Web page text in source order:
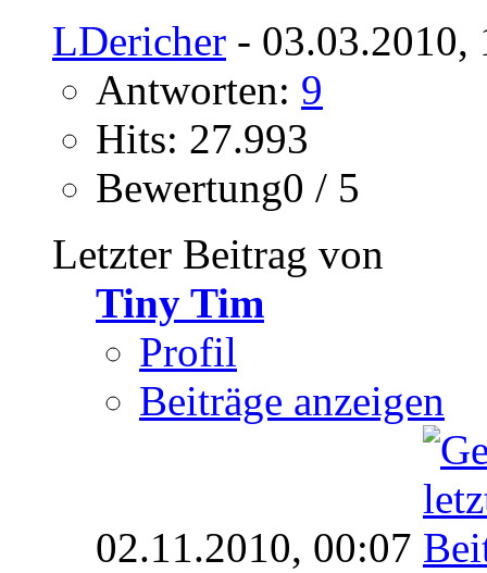
LDericher - 03.03.2010,
Antworten: 9
Hits: 27.993
Bewertung0 / 5
Letzter Beitrag von
Tiny Tim
Profil
Beiträge anzeigen
02.11.2010, 00:07